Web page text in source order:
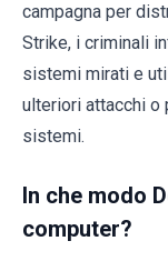
campagna per
Strike, i criminali
sistemi mirati e
ulteriori attacchi o
sistemi.
In che modo
computer?